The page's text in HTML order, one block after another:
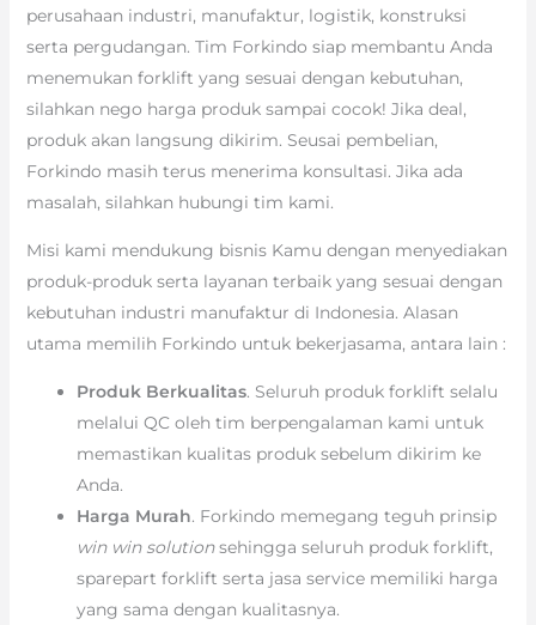
perusahaan industri, manufaktur, logistik, konstruksi
serta pergudangan. Tim Forkindo siap membantu Anda
menemukan forklift yang sesuai dengan kebutuhan,
silahkan nego harga produk sampai cocok! Jika deal,
produk akan langsung dikirim. Seusai pembelian,
Forkindo masih terus menerima konsultasi. Jika ada
masalah, silahkan hubungi tim kami.
Misi kami mendukung bisnis Kamu dengan menyediakan
produk-produk serta layanan terbaik yang sesuai dengan
kebutuhan industri manufaktur di Indonesia. Alasan
utama memilih Forkindo untuk bekerjasama, antara lain :
Produk Berkualitas. Seluruh produk forklift selalu
melalui QC oleh tim berpengalaman kami untuk
memastikan kualitas produk sebelum dikirim ke
Anda.
Harga Murah. Forkindo memegang teguh prinsip
win win solutionsehingga seluruh produk forklift,
sparepart forklift serta jasa service memiliki harga
yang sama dengan kualitasnya.